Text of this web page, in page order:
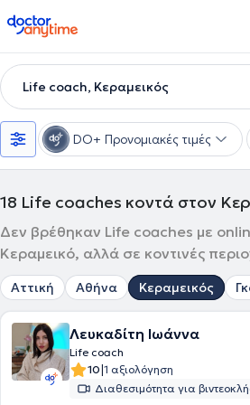
doctoranytime
Life coach, Κεραμεικός
DO+ Προνομιακές τιμές
18 Life coaches κοντά στον
Δεν βρέθηκαν Life coaches με
Κεραμεικό, αλλά σε κοντινές
Αττική Αθήνα Κεραμεικός
Λευκαδίτη Ιωάννα
Life coach
10|1 αξιολόγηση
Διαθεσιμότητα για